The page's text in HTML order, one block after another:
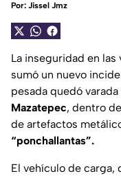
Por: Jissel Jmz
La inseguridad en
sumó un nuevo
pesada quedó
Mazatepec, dentro
de artefactos
“ponchallantas”.
El vehículo de carga,